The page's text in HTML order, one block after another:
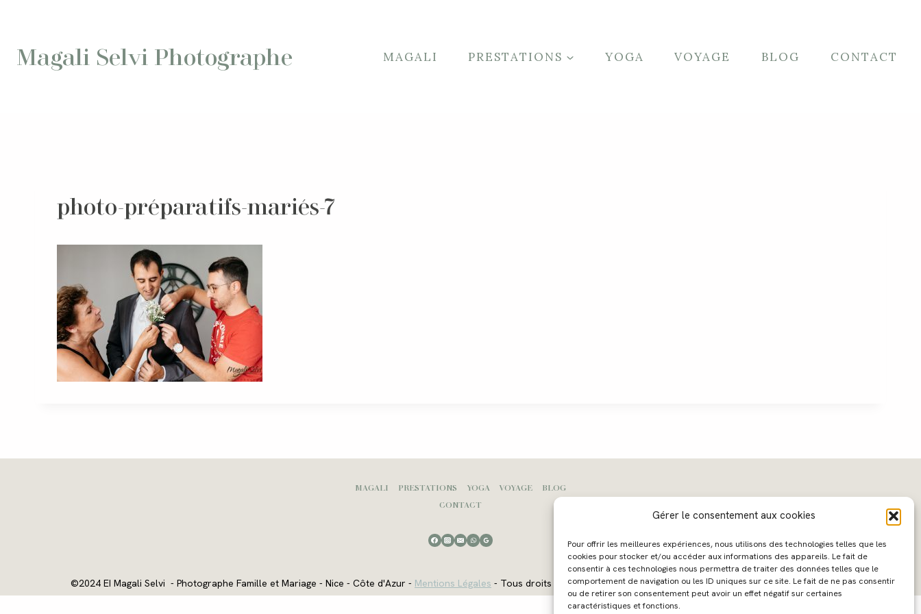
Gérer le consentement aux cookies
Pour offrir les meilleures expériences, nous utilisons des technologies telles que les
cookies pour stocker et/ou accéder aux informations des appareils. Le fait de
consentir à ces technologies nous permettra de traiter des données telles que le
comportement de navigation ou les ID uniques sur ce site. Le fait de ne pas consentir
ou de retirer son consentement peut avoir un effet négatif sur certaines
caractéristiques et fonctions.
Magali Selvi Photographe MAGALI PRESTATIONS YOGA VOYAGE BLOG CONTACT
photo-préparatifs-mariés-7
MAGALI PRESTATIONS YOGA VOYAGE
BLOG
CONTACT
©2024 EI Magali Selvi - Photographe Famille et Mariage - Nice - Côte d'Azur - Mentions Légales - Tous droits réservés - Webdesign :Caroline Liabot- Hébergement :Azur Média